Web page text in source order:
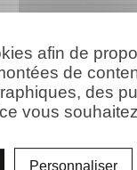
30/05/
27/05/
06/1894 03/02/
afin de
de
des
vous
Personnaliser